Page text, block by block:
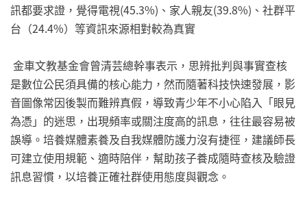
訊都要求證，覺得電視(45.3%)、家人親友(39.8%)、社群平
台（24.4%）等資訊來源相對較為真實
金車文教基金會曾清芸總幹事表示，思辨批判與事實查核
是數位公民須具備的核心能力，然而隨著科技快速發展，影
音圖像常因後製而難辨真假，導致青少年不小心陷入「眼見
為憑」的迷思，出現頻率或關注度高的訊息，往往最容易被
誤導。培養媒體素養及自我媒體防護力沒有捷徑，建議師長
可建立使用規範、適時陪伴，幫助孩子養成隨時查核及驗證
訊息習慣，以培養正確社群使用態度與觀念。